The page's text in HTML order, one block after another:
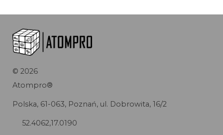
© 2026
Atompro®
Polska, 61-063, Poznań, ul. Dobrowita, 16/2
52.4062,17.0190